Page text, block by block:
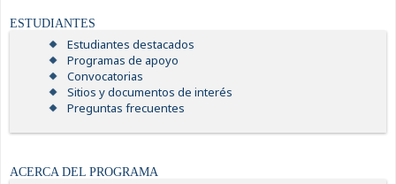
ESTUDIANTES
Estudiantes destacados
Programas de apoyo
Convocatorias
Sitios y documentos de interés
Preguntas frecuentes
ACERCA DEL PROGRAMA